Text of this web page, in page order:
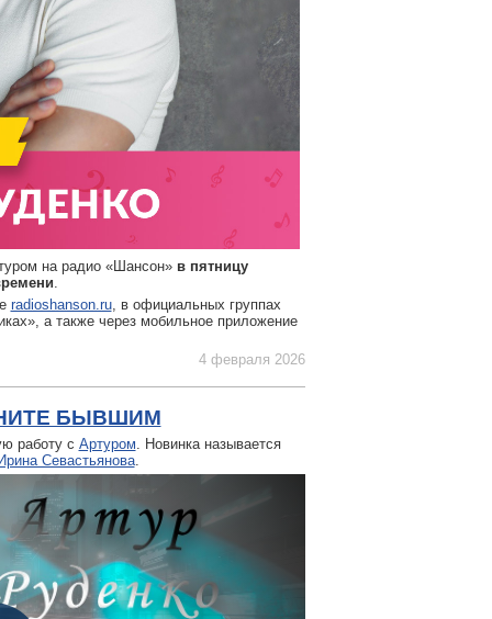
на радио «Шансон» в пятницу
radioshanson.ru, в официальных группах
а также через мобильное приложение
4 февраля 2026
БЫВШИМ
работу с Артуром . Новинка называется
Севастьянова.